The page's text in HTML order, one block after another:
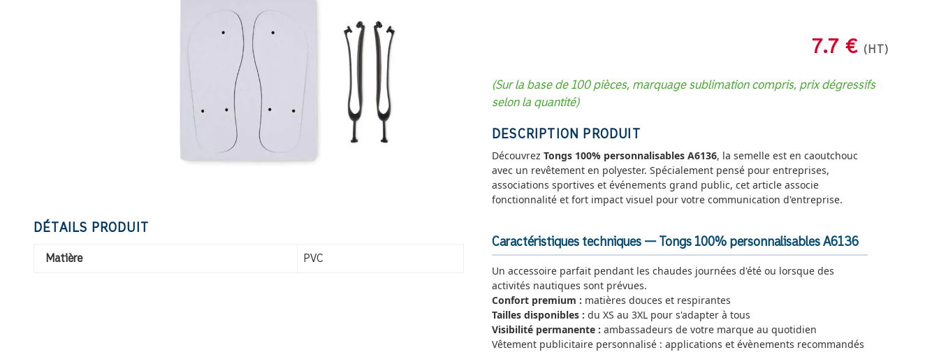
DÉTAILS PRODUIT
Matière PVC
7.7 € (HT)
(Sur la base de 100 pièces, marquage sublimation compris, prix dégressifs
selon la quantité)
DESCRIPTION PRODUIT
Découvrez Tongs 100% personnalisables A6136, la semelle est en caoutchouc
avec un revêtement en polyester. Spécialement pensé pour entreprises,
associations sportives et événements grand public, cet article associe
fonctionnalité et fort impact visuel pour votre communication d'entreprise.
Caractéristiques techniques — Tongs 100% personnalisables A6136
Un accessoire parfait pendant les chaudes journées d'été ou lorsque des
activités nautiques sont prévues.
Confort premium : matières douces et respirantes
Tailles disponibles : du XS au 3XL pour s'adapter à tous
Visibilité permanente : ambassadeurs de votre marque au quotidien
Vêtement publicitaire personnalisé : applications et évènements recommandés